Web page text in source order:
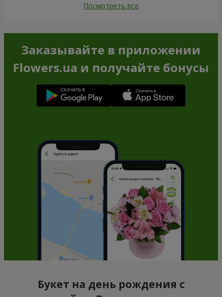
Посмотреть все
Заказывайте в приложении
Flowers.ua и получайте бонусы
Букет на день рождения с